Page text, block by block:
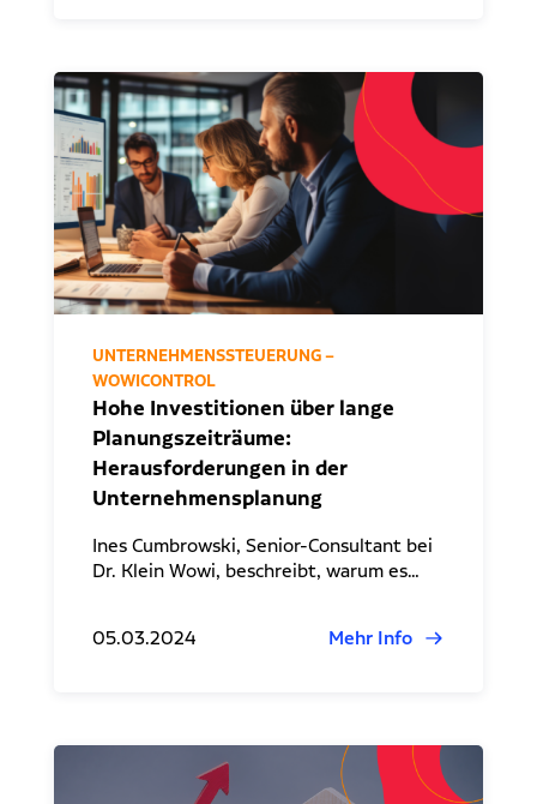
UNTERNEHMENSSTEUERUNG –
WOWICONTROL
Hohe Investitionen über lange
Planungszeiträume:
Herausforderungen in der
Unternehmensplanung
Ines Cumbrowski, Senior-Consultant bei
Dr. Klein Wowi, beschreibt, warum es…
05.03.2024 Mehr Info